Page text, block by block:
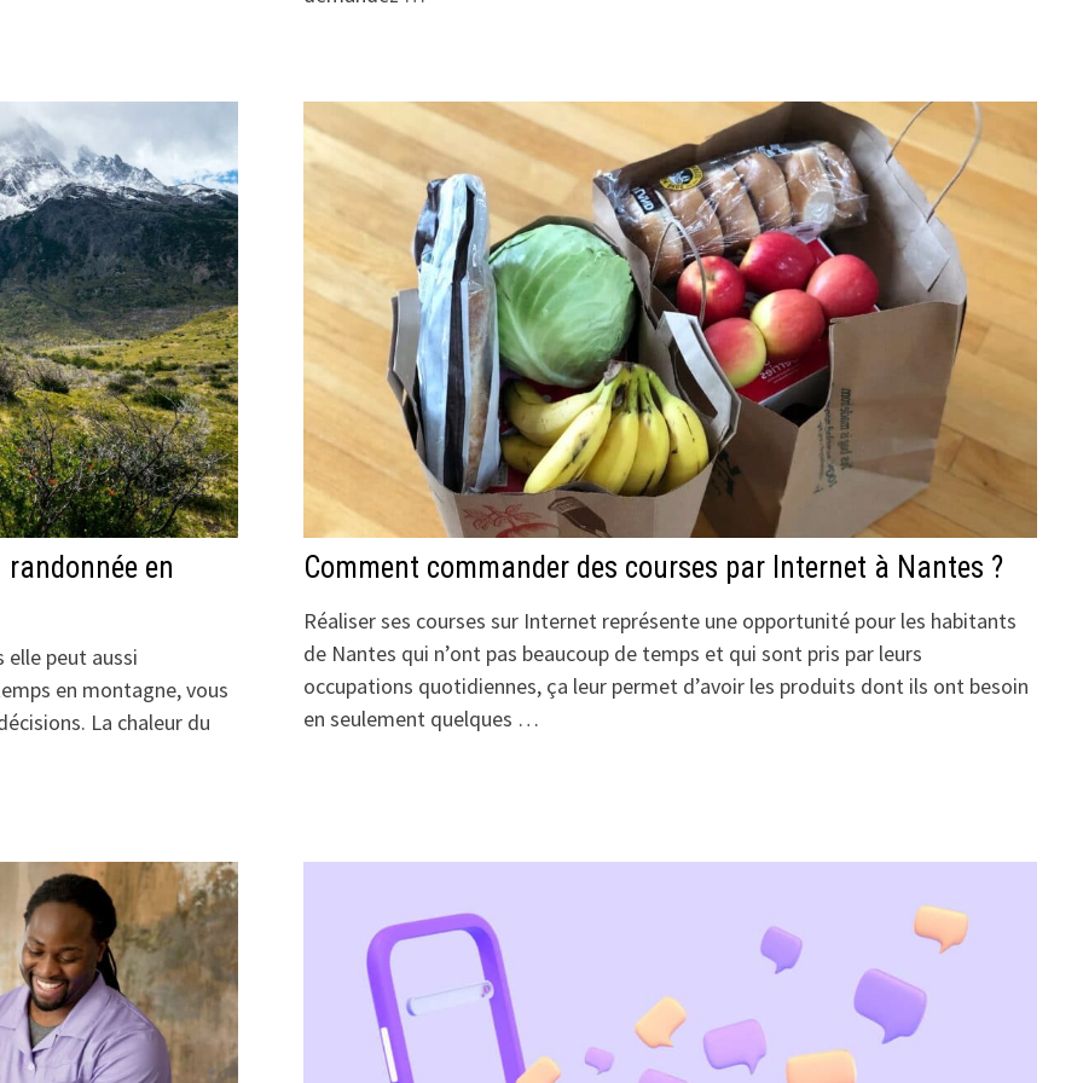
en
elle peut aussi
en montagne, vous
La chaleur du
Comment commander des courses par Internet à Nantes ?
Réaliser ses courses sur Internet représente une opportunité pour les habitants
de Nantes qui n’ont pas beaucoup de temps et qui sont pris par leurs
occupations quotidiennes, ça leur permet d’avoir les produits dont ils ont besoin
en seulement quelques …